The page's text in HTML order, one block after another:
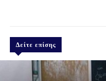
Δείτε επίσης